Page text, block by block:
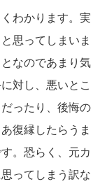
気楽に付き合う
こうしてくれな
つかれ、衝突も
力を抜いて関係
ね～」と今カレ
と思います。
ない関係を体験
わかります。実
思ってしまいま
なのであまり気
対し、悪いとこ
ったり、後悔の
復縁したらうま
。恐らく、元カ
ってしまう訳な